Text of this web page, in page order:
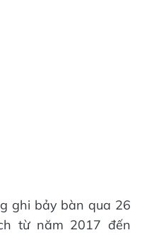
ghi bảy bàn qua 26
từ năm 2017 đến